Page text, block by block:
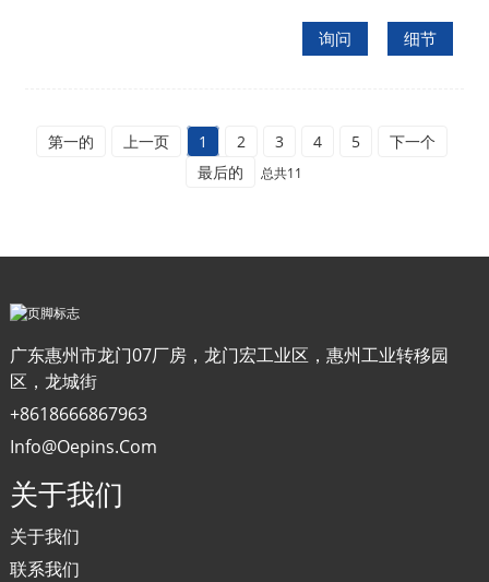
询问 细节
第一的 上一页 1 2 3 4 5
下一个
最后的
总共11
广东惠州市龙门07厂房，龙门宏工业区，惠州工业转移园
区，龙城街
+8618666867963
Info@oepins.com
关于我们
关于我们
联系我们